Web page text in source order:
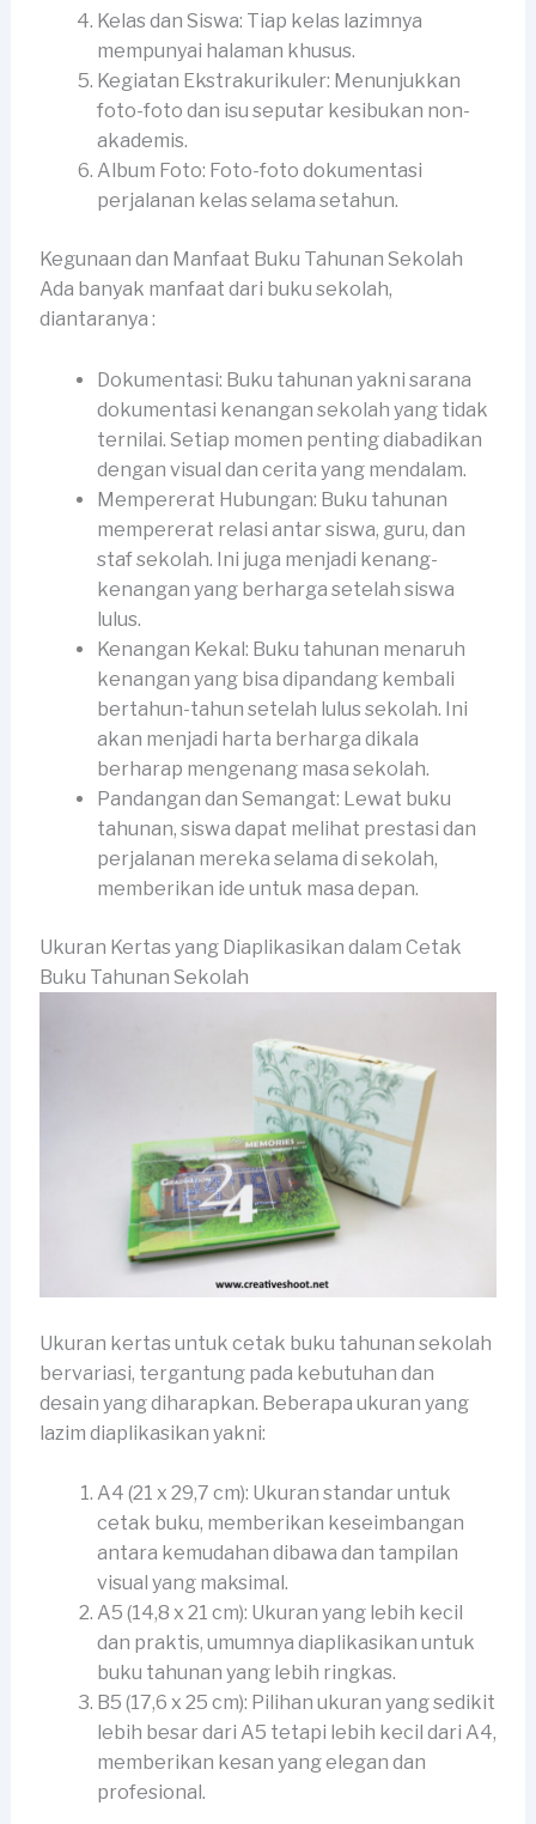
Kelas dan Siswa: Tiap kelas lazimnya
mempunyai halaman khusus.
Kegiatan Ekstrakurikuler: Menunjukkan
foto-foto dan isu seputar kesibukan non-
akademis.
Album Foto: Foto-foto dokumentasi
perjalanan kelas selama setahun.
Kegunaan dan Manfaat Buku Tahunan Sekolah
Ada banyak manfaat dari buku sekolah,
diantaranya :
Dokumentasi: Buku tahunan yakni sarana
dokumentasi kenangan sekolah yang tidak
ternilai. Setiap momen penting diabadikan
dengan visual dan cerita yang mendalam.
Mempererat Hubungan: Buku tahunan
mempererat relasi antar siswa, guru, dan
staf sekolah. Ini juga menjadi kenang-
kenangan yang berharga setelah siswa
lulus.
Kenangan Kekal: Buku tahunan menaruh
kenangan yang bisa dipandang kembali
bertahun-tahun setelah lulus sekolah. Ini
akan menjadi harta berharga dikala
berharap mengenang masa sekolah.
Pandangan dan Semangat: Lewat buku
tahunan, siswa dapat melihat prestasi dan
perjalanan mereka selama di sekolah,
memberikan ide untuk masa depan.
Ukuran Kertas yang Diaplikasikan dalam Cetak
Buku Tahunan Sekolah
Ukuran kertas untuk cetak buku tahunan sekolah
bervariasi, tergantung pada kebutuhan dan
desain yang diharapkan. Beberapa ukuran yang
lazim diaplikasikan yakni:
A4 (21 x 29,7 cm): Ukuran standar untuk
cetak buku, memberikan keseimbangan
antara kemudahan dibawa dan tampilan
visual yang maksimal.
A5 (14,8 x 21 cm): Ukuran yang lebih kecil
dan praktis, umumnya diaplikasikan untuk
buku tahunan yang lebih ringkas.
B5 (17,6 x 25 cm): Pilihan ukuran yang sedikit
lebih besar dari A5 tetapi lebih kecil dari A4,
memberikan kesan yang elegan dan
profesional.